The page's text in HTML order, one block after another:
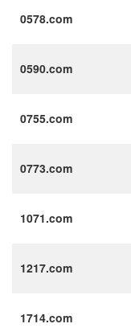
0578.com
0590.com
0755.com
0773.com
1071.com
1217.com
1714.com